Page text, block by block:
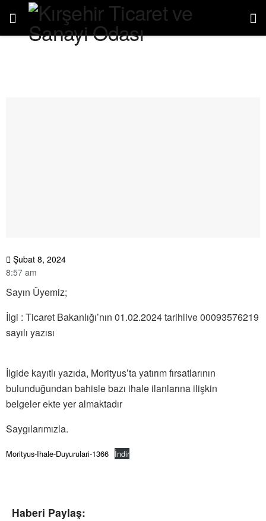
Şubat 8, 2024
8:57 am
Sayın Üyemiz;
İlgi : Ticaret Bakanlığı’nın 01.02.2024 tarihlive 00093576219
sayılı yazısı
İlgide kayıtlı yazıda, Morityus’ta yatırım fırsatlarının
bulunduğundan bahisle bazı ihale ilanlarına ilişkin
belgeler ekte yer almaktadır
Saygılarımızla.
Morityus-Ihale-Duyurulari-1366 İndir
Haberi Paylaş: